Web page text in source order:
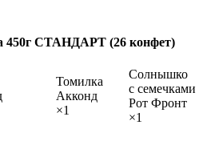
450г СТАНДАРТ (26 конфет)
Томилка
Акконд
×1
Солнышко
с семечками
Рот Фронт
×1